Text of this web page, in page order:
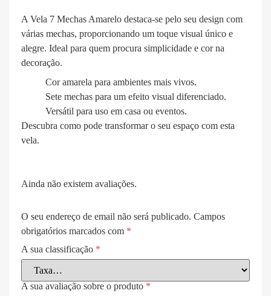
A Vela 7 Mechas Amarelo destaca-se pelo seu design com
várias mechas, proporcionando um toque visual único e
alegre. Ideal para quem procura simplicidade e cor na
decoração.
Cor amarela para ambientes mais vivos.
Sete mechas para um efeito visual diferenciado.
Versátil para uso em casa ou eventos.
Descubra como pode transformar o seu espaço com esta
vela.
Ainda não existem avaliações.
O seu endereço de email não será publicado. Campos
obrigatórios marcados com *
A sua classificação *
A sua avaliação sobre o produto *